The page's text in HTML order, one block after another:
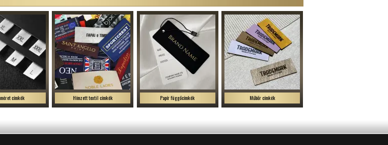
címkék Hímzett textil címkék Papír függőcímkék Műbőr címkék